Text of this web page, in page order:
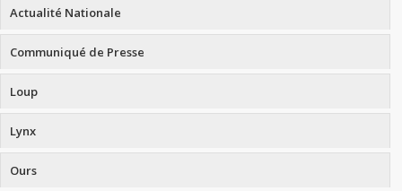
Actualité Nationale
Communiqué de Presse
Loup
Lynx
Ours